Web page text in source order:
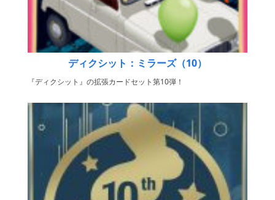
ディクシット：ミラーズ（10）
『ディクシット』の拡張カードセット第10弾！